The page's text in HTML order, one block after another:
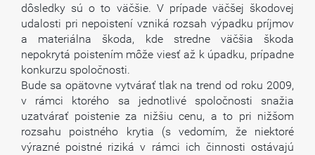
dôsledky sú o to väčšie. V prípade väčšej škodovej
udalosti pri nepoistení vzniká rozsah výpadku príjmov
a materiálna škoda, kde stredne väčšia škoda
nepokrytá poistením môže viesť až k úpadku, prípadne
konkurzu spoločnosti.
Bude sa opätovne vytvárať tlak na trend od roku 2009,
v rámci ktorého sa jednotlivé spoločnosti snažia
uzatvárať poistenie za nižšiu cenu, a to pri nižšom
rozsahu poistného krytia (s vedomím, že niektoré
výrazné poistné riziká v rámci ich činnosti ostávajú